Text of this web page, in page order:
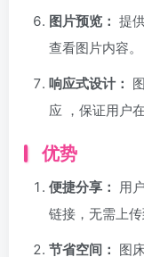
图片预览： 提
查看图片内容。
响应式设计：
应 ，保证用户
优势
便捷分享： 用
链接，无需上传
节省空间： 图